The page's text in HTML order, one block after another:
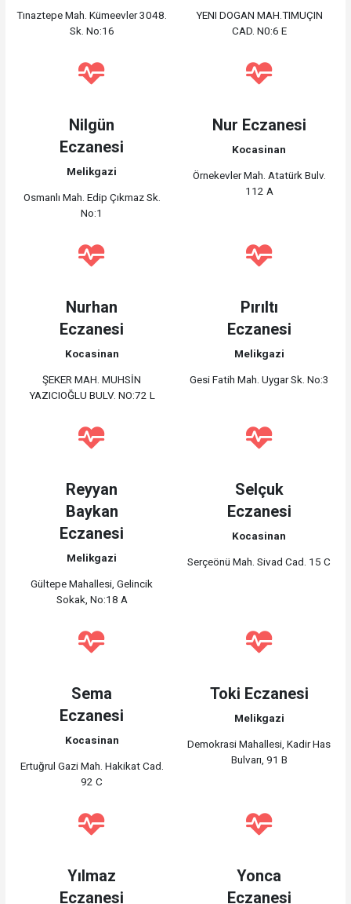
Tınaztepe Mah. Kümeevler 3048.
Sk. No:16
YENI DOGAN MAH.TIMUÇIN
CAD. N0:6 E
Nilgün
Eczanesi
Melikgazi
Osmanlı Mah. Edip Çıkmaz Sk.
No:1
Nur Eczanesi
Kocasinan
Örnekevler Mah. Atatürk Bulv.
112 A
Nurhan
Eczanesi
Kocasinan
ŞEKER MAH. MUHSİN
YAZICIOĞLU BULV. NO:72 L
Pırıltı
Eczanesi
Melikgazi
Gesi Fatih Mah. Uygar Sk. No:3
Reyyan
Baykan
Eczanesi
Melikgazi
Gültepe Mahallesi, Gelincik
Sokak, No:18 A
Selçuk
Eczanesi
Kocasinan
Serçeönü Mah. Sivad Cad. 15 C
Sema
Eczanesi
Kocasinan
Ertuğrul Gazi Mah. Hakikat Cad.
92 C
Toki Eczanesi
Melikgazi
Demokrasi Mahallesi, Kadir Has
Bulvarı, 91 B
Yılmaz
Eczanesi
Yonca
Eczanesi